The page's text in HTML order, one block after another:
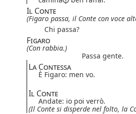
Il Conte
(Figaro passa, il Conte con voce
Chi passa?
Figaro
(Con rabbia.)
Passa gente.
La Contessa
È Figaro: men vo.
Il Conte
Andate: io poi verrò.
(Il Conte si disperde nel folto, la